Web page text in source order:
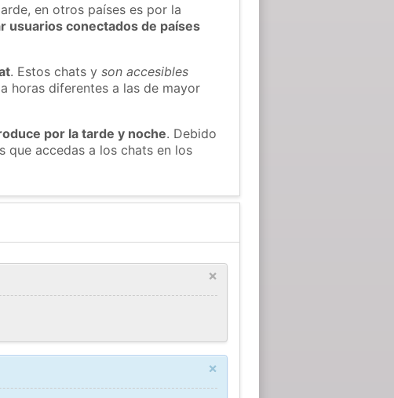
en otros países es por la
usuarios conectados de países
. Estos chats yson accesibles
horas diferentes a las de mayor
por la tarde y noche. Debido
que accedas a los chats en los
×
×